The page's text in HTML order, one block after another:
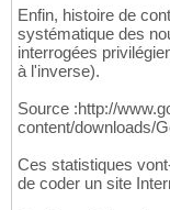
Enfin, histoire de
systématique des
interrogées
à l'inverse).
Source :http://
content/downloads/
Ces statistiques
de coder un site